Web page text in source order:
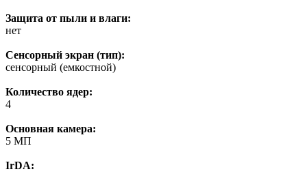
Защита от пыли и влаги:
нет
Сенсорный экран (тип):
сенсорный (емкостной)
Количество ядер:
4
Основная камера:
5 МП
IrDA: